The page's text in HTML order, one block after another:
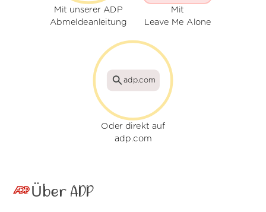
Mit unserer ADP
Abmeldeanleitung
Mit
Leave Me Alone
adp.com
Oder direkt auf
adp.com
Über ADP